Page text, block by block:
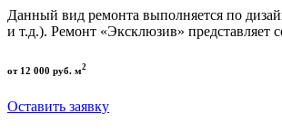
Данный вид ремонта выполняется по
и т.д.). Ремонт «Эксклюзив» представляет
от 12 000 руб. м2
Оставить заявку